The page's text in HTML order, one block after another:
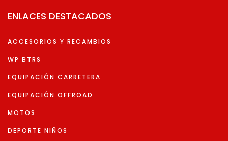
ENLACES DESTACADOS
ACCESORIOS Y RECAMBIOS
WP BTRS
EQUIPACIÓN CARRETERA
EQUIPACIÓN OFFROAD
MOTOS
DEPORTE NIÑOS